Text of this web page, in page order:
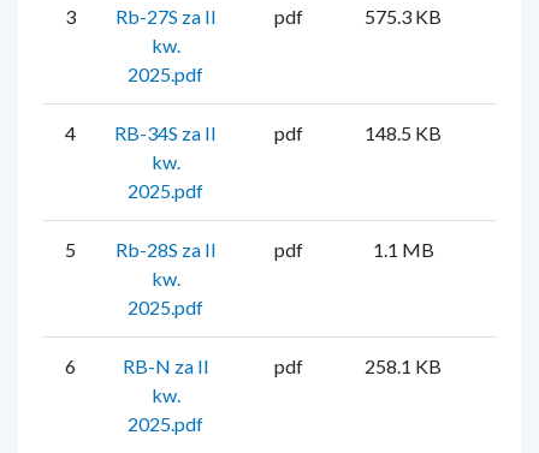
3
Rb-27S za II
kw.
2025.pdf
pdf 575.3 KB
4
RB-34S za II
kw.
2025.pdf
pdf 148.5 KB
5
Rb-28S za II
kw.
2025.pdf
pdf 1.1 MB
6
RB-N za II
kw.
2025.pdf
pdf 258.1 KB